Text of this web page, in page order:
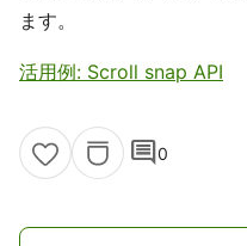
ます。
活用例: Scroll snap API
comment0